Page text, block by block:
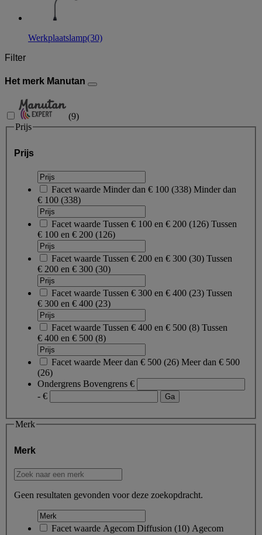
Werkplaatslamp(30)
Filter
Het merk Manutan
(9)
Prijs
Prijs
Facet waarde Minder dan € 100 (338) Minder dan
€ 100 (338)
Facet waarde Tussen € 100 en € 200 (126) Tussen
€ 100 en € 200 (126)
Facet waarde Tussen € 200 en € 300 (30) Tussen
€ 200 en € 300 (30)
Facet waarde Tussen € 300 en € 400 (23) Tussen
€ 300 en € 400 (23)
Facet waarde Tussen € 400 en € 500 (8) Tussen
€ 400 en € 500 (8)
Facet waarde Meer dan € 500 (26) Meer dan € 500
(26)
Ondergrens Bovengrens €
- €
Merk
Merk
Geen resultaten gevonden voor deze zoekopdracht.
Facet waarde Agecom Diffusion (10) Agecom